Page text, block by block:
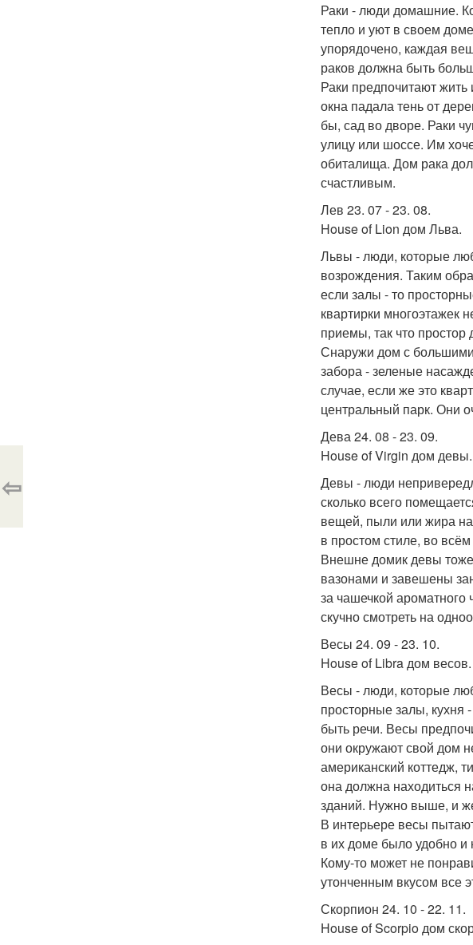
Раки - люди домашние.
тепло и уют в своем
упорядочено, каждая
раков должна быть
Раки предпочитают
окна падала тень от
бы, сад во дворе. Раки
улицу или шоссе. Им
обиталища. Дом рака
счастливым.
Лев 23. 07 - 23. 08.
House of Lion дом Льва.
Львы - люди, которые
возрождения. Таким
если залы - то
квартирки многоэтажек
приемы, так что
Снаружи дом с
забора - зеленые
случае, если же это
центральный парк. Они
Дева 24. 08 - 23. 09.
House of Virgin дом девы.
Девы - люди
сколько всего
вещей, пыли или жира на
в простом стиле, во
Внешне домик девы тоже
вазонами и завешены
за чашечкой
скучно смотреть на
Весы 24. 09 - 23. 10.
House of Libra дом весов.
Весы - люди, которые
просторные залы, кухня
быть речи. Весы
они окружают свой дом
американский коттедж,
она должна находиться
зданий. Нужно выше, и
В интерьере весы
в их доме было удобно
Кому-то может не
утонченным вкусом все
Скорпион 24. 10 - 22. 11.
House of Scorpio дом
⇦